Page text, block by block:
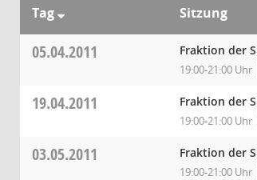
Tag Sitzung
05.04.2011 Fraktion der
19:00-21:00 Uhr
19.04.2011 Fraktion der
19:00-21:00 Uhr
03.05.2011 Fraktion der
19:00-21:00 Uhr